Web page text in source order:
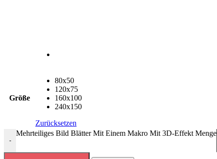
Größe
80x50
120x75
160x100
240x150
Zurücksetzen
-
Mehrteiliges Bild Blätter Mit Einem Makro Mit 3D-Effekt Menge